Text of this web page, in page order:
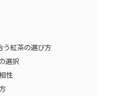
う紅茶の選び方
選択
性